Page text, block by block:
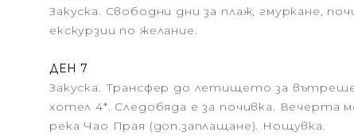
Закуска. Свободни дни за плаж, гмуркане,
екскурзии по желание.
ДЕН 7
Закуска. Трансфер до летището за
хотел 4*. Следобяда е за почивка. Вечерта
река Чао Прая (доп.заплащане). Нощувка.